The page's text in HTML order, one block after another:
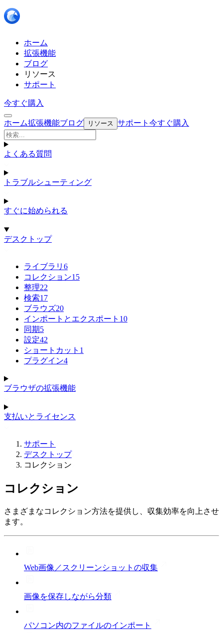
ホーム
拡張機能
ブログ
リソース
サポート
今すぐ購入
ホーム拡張機能ブログ リソース サポート 今すぐ購入
よくある質問
トラブルシューティング
すぐに始められる
デスクトップ
ライブラリ 6
コレクション15
整理22
検索17
ブラウズ20
インポートとエクスポート 10
同期5
設定42
ショートカット 1
プラグイン4
ブラウザの拡張機能
支払いとライセンス
サポート
デスクトップ
コレクション
コレクション
さまざまなコレクション方法を提供し、収集効率を向上させ
ます。
Web画像／スクリーンショットの収集
画像を保存しながら分類
パソコン内のファイルのインポート